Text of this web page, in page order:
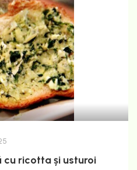
cu ricotta și usturoi